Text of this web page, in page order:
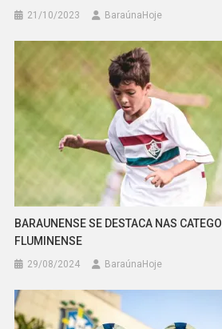
21/10/2023 BaraúnaHoje
BARAUNENSE SE DESTACA NAS
FLUMINENSE
29/08/2024 BaraúnaHoje